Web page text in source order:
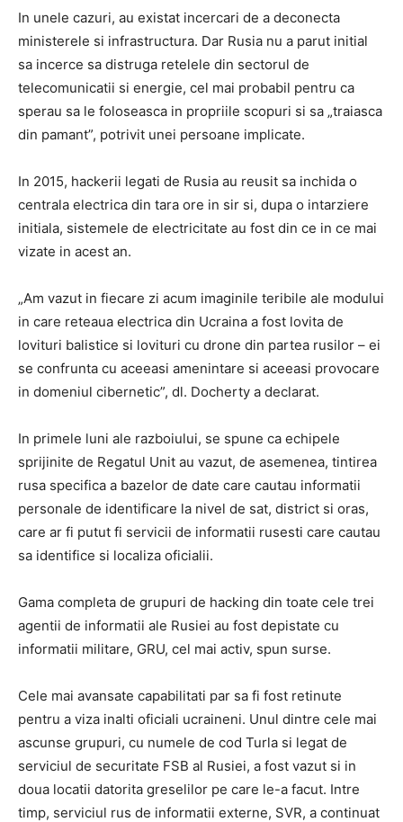
In unele cazuri, au existat incercari de a deconecta
ministerele si infrastructura. Dar Rusia nu a parut initial
sa incerce sa distruga retelele din sectorul de
telecomunicatii si energie, cel mai probabil pentru ca
sperau sa le foloseasca in propriile scopuri si sa „traiasca
din pamant”, potrivit unei persoane implicate.
In 2015, hackerii legati de Rusia au reusit sa inchida o
centrala electrica din tara ore in sir si, dupa o intarziere
initiala, sistemele de electricitate au fost din ce in ce mai
vizate in acest an.
„Am vazut in fiecare zi acum imaginile teribile ale modului
in care reteaua electrica din Ucraina a fost lovita de
lovituri balistice si lovituri cu drone din partea rusilor – ei
se confrunta cu aceeasi amenintare si aceeasi provocare
in domeniul cibernetic”, dl. Docherty a declarat.
In primele luni ale razboiului, se spune ca echipele
sprijinite de Regatul Unit au vazut, de asemenea, tintirea
rusa specifica a bazelor de date care cautau informatii
personale de identificare la nivel de sat, district si oras,
care ar fi putut fi servicii de informatii rusesti care cautau
sa identifice si localiza oficialii.
Gama completa de grupuri de hacking din toate cele trei
agentii de informatii ale Rusiei au fost depistate cu
informatii militare, GRU, cel mai activ, spun surse.
Cele mai avansate capabilitati par sa fi fost retinute
pentru a viza inalti oficiali ucraineni. Unul dintre cele mai
ascunse grupuri, cu numele de cod Turla si legat de
serviciul de securitate FSB al Rusiei, a fost vazut si in
doua locatii datorita greselilor pe care le-a facut. Intre
timp, serviciul rus de informatii externe, SVR, a continuat